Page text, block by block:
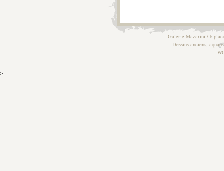
Galerie Mazarini / 6
Dessins anciens,
>